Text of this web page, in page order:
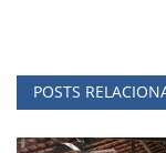
POSTS